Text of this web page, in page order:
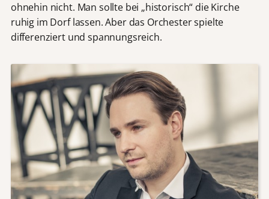
ohnehin nicht. Man sollte bei „historisch“ die Kirche
ruhig im Dorf lassen. Aber das Orchester spielte
differenziert und spannungsreich.